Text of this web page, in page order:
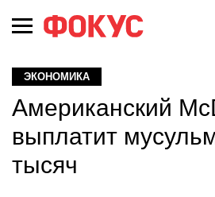
ЭКОНОМИКА
Американский
выплатит
тысяч